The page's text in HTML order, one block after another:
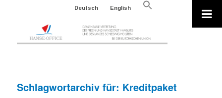
Deutsch English
Search
Schlagwortarchiv für: Kreditpaket